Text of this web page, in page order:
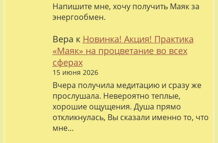
Напишите мне, хочу получить Маяк за
энергообмен.
Вера к Новинка! Акция! Практика
«Маяк» на процветание во всех
сферах
15 июня 2026
Вчера получила медитацию и сразу же
прослушала. Невероятно теплые,
хорошие ощущения. Душа прямо
откликнулась, Вы сказали именно то, что
мне…